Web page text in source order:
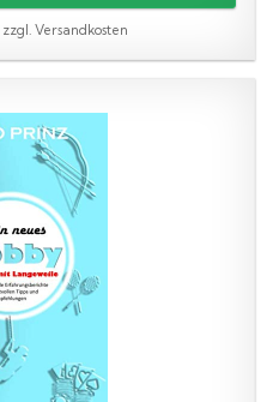
Versandkosten